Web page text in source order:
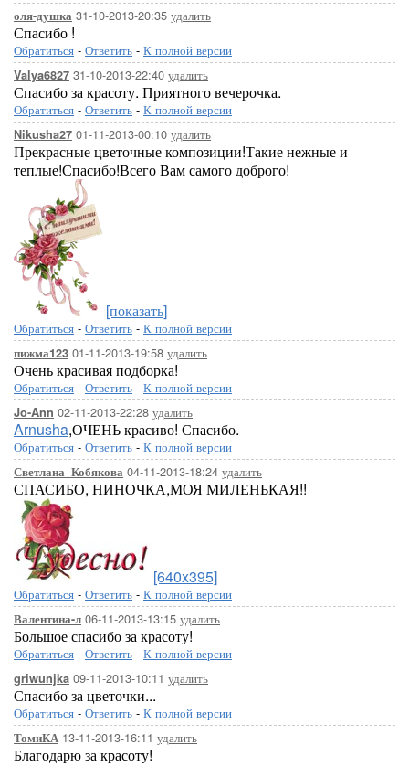
оля-душка 31-10-2013-20:35 удалить
Спасибо !
Обратиться - Ответить - К полной версии
Valya6827 31-10-2013-22:40 удалить
Спасибо за красоту. Приятного вечерочка.
Обратиться - Ответить - К полной версии
Nikusha27 01-11-2013-00:10 удалить
Прекрасные цветочные композиции!Такие нежные и
теплые!Спасибо!Всего Вам самого доброго!
[показать]
Обратиться - Ответить - К полной версии
пижма123 01-11-2013-19:58 удалить
Очень красивая подборка!
Обратиться - Ответить - К полной версии
Jo-Ann 02-11-2013-22:28 удалить
Arnusha,ОЧЕНЬ красиво! Спасибо.
Обратиться - Ответить - К полной версии
Светлана_Кобякова 04-11-2013-18:24 удалить
СПАСИБО, НИНОЧКА,МОЯ МИЛЕНЬКАЯ!!
[640x395]
Обратиться - Ответить - К полной версии
Валентина-л 06-11-2013-13:15 удалить
Большое спасибо за красоту!
Обратиться - Ответить - К полной версии
griwunjka 09-11-2013-10:11 удалить
Спасибо за цветочки...
Обратиться - Ответить - К полной версии
ТомиКА 13-11-2013-16:11 удалить
Благодарю за красоту!